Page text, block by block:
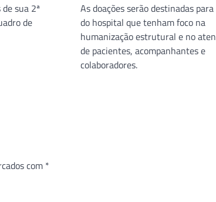
sua 2ª
de
As doações serão destinadas
do hospital que tenham foco na
humanização estrutural e no
de pacientes, acompanhantes e
colaboradores.
com *